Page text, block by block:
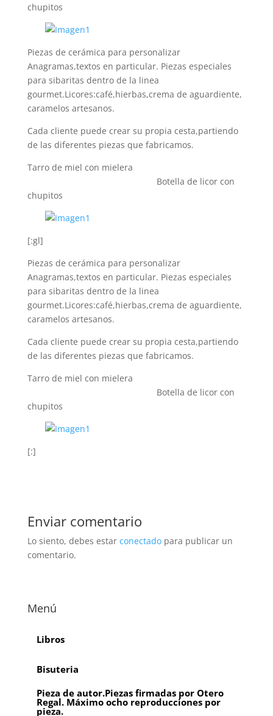
chupitos
Piezas de cerámica para personalizar
Anagramas,textos en particular. Piezas especiales
para sibaritas dentro de la linea
gourmet.Licores:café,hierbas,crema de aguardiente,
caramelos artesanos.
Cada cliente puede crear su propia cesta,partiendo
de las diferentes piezas que fabricamos.
Tarro de miel con mielera
Botella de licor con
chupitos
[:gl]
Piezas de cerámica para personalizar
Anagramas,textos en particular. Piezas especiales
para sibaritas dentro de la linea
gourmet.Licores:café,hierbas,crema de aguardiente,
caramelos artesanos.
Cada cliente puede crear su propia cesta,partiendo
de las diferentes piezas que fabricamos.
Tarro de miel con mielera
Botella de licor con
chupitos
[:]
Enviar comentario
Lo siento, debes estar conectadopara publicar un
comentario.
Menú
Libros
Bisuteria
Pieza de autor.Piezas firmadas por Otero
Regal. Máximo ocho reproducciones por
pieza.